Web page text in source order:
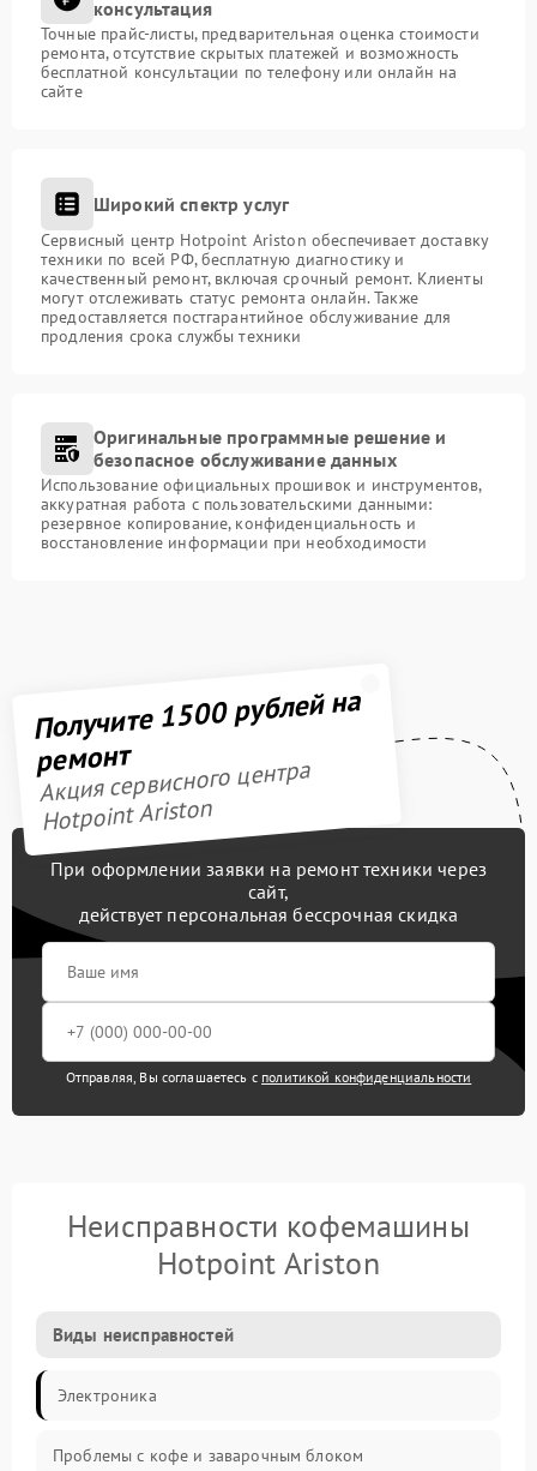
консультация
Точные прайс-листы, предварительная оценка стоимости
ремонта, отсутствие скрытых платежей и возможность
бесплатной консультации по телефону или онлайн на
сайте
Широкий спектр услуг
Сервисный центр Hotpoint Ariston обеспечивает доставку
техники по всей РФ, бесплатную диагностику и
качественный ремонт, включая срочный ремонт. Клиенты
могут отслеживать статус ремонта онлайн. Также
предоставляется постгарантийное обслуживание для
продления срока службы техники
Оригинальные программные решение и
безопасное обслуживание данных
Использование официальных прошивок и инструментов,
аккуратная работа с пользовательскими данными:
резервное копирование, конфиденциальность и
восстановление информации при необходимости
Получите 1500 рублей на
ремонт
Акция сервисного центра
Hotpoint Ariston
При оформлении заявки на ремонт техники через
сайт,
действует персональная бессрочная скидка
Отправляя, Вы соглашаетесь с политикой конфиденциальности
Неисправности кофемашины
Hotpoint Ariston
Виды неисправностей
Электроника
Проблемы с кофе и заварочным блоком